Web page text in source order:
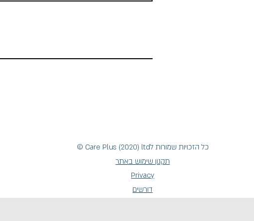
כל הזכויות שמורות לCare Plus (2020) ltd
©
תקנון שימוש באתר
Privacy
דורשים